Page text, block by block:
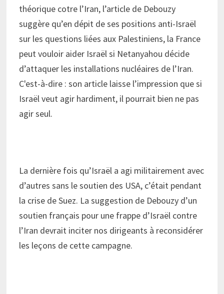
théorique cotre l’Iran, l’article de Debouzy
suggère qu’en dépit de ses positions anti-Israël
sur les questions liées aux Palestiniens, la France
peut vouloir aider Israël si Netanyahou décide
d’attaquer les installations nucléaires de l’Iran.
C'est-à-dire : son article laisse l’impression que si
Israël veut agir hardiment, il pourrait bien ne pas
agir seul.
La dernière fois qu’Israël a agi militairement avec
d’autres sans le soutien des USA, c’était pendant
la crise de Suez. La suggestion de Debouzy d’un
soutien français pour une frappe d’Israël contre
l’Iran devrait inciter nos dirigeants à reconsidérer
les leçons de cette campagne.